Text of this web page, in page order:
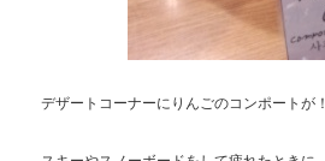
デザートコーナーにりんごのコンポートが！